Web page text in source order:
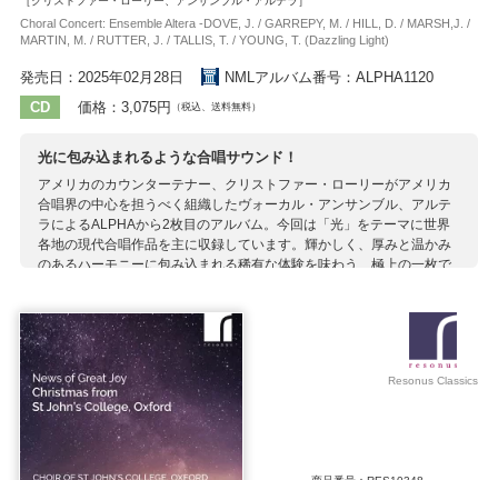
Choral Concert: Ensemble Altera -DOVE, J. / GARREPY, M. / HILL, D. / MARSH,J. /
MARTIN, M. / RUTTER, J. / TALLIS, T. / YOUNG, T. (Dazzling Light)
発売日：2025年02月28日
NMLアルバム番号：ALPHA1120
CD
価格：3,075円 （税込、送料無料）
光に包み込まれるような合唱サウンド！
アメリカのカウンターテナー、クリストファー・ローリーがアメリカ
合唱界の中心を担うべく組織したヴォーカル・アンサンブル、アルテ
ラによるALPHAから2枚目のアルバム。今回は「光」をテーマに世界
各地の現代合唱作品を主に収録しています。輝かしく、厚みと温かみ
のあるハーモニーに包み込まれる稀有な体験を味わう、極上の一枚で
収録作曲家：
ウィテカー
ウッド キャメロン
ハウエルズ
ハリス ヒル ペゲ
松下耕
ヤング ラター
Resonus Classics